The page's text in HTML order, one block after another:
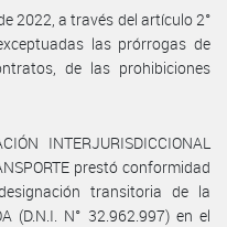
2022, a través del artículo 2°
las prórrogas de
de las prohibiciones
INTERJURISDICCIONAL
prestó conformidad
transitoria de la
(D.N.I. N° 32.962.997) en el